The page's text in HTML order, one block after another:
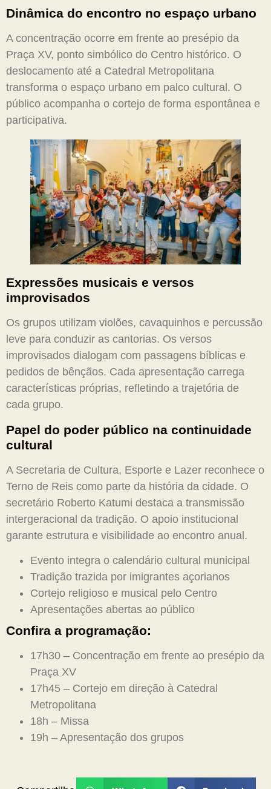
Dinâmica do encontro no espaço urbano
A concentração ocorre em frente ao presépio da
Praça XV, ponto simbólico do Centro histórico. O
deslocamento até a Catedral Metropolitana
transforma o espaço urbano em palco cultural. O
público acompanha o cortejo de forma espontânea e
participativa.
Expressões musicais e versos
improvisados
Os grupos utilizam violões, cavaquinhos e percussão
leve para conduzir as cantorias. Os versos
improvisados dialogam com passagens bíblicas e
pedidos de bênçãos. Cada apresentação carrega
características próprias, refletindo a trajetória de
cada grupo.
Papel do poder público na continuidade
cultural
A Secretaria de Cultura, Esporte e Lazer reconhece o
Terno de Reis como parte da história da cidade. O
secretário Roberto Katumi destaca a transmissão
intergeracional da tradição. O apoio institucional
garante estrutura e visibilidade ao encontro anual.
Evento integra o calendário cultural municipal
Tradição trazida por imigrantes açorianos
Cortejo religioso e musical pelo Centro
Apresentações abertas ao público
Confira a programação:
17h30 – Concentração em frente ao presépio da
Praça XV
17h45 – Cortejo em direção à Catedral
Metropolitana
18h – Missa
19h – Apresentação dos grupos